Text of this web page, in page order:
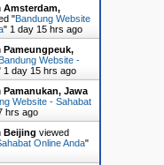
Amsterdam,
"Bandung Website
" 1 day 15 hrs ago
Pameungpeuk,
Bandung Website -
1 day 15 hrs ago
Pamanukan, Jawa
Website - Sahabat
hrs ago
Beijing viewed
Online Anda"